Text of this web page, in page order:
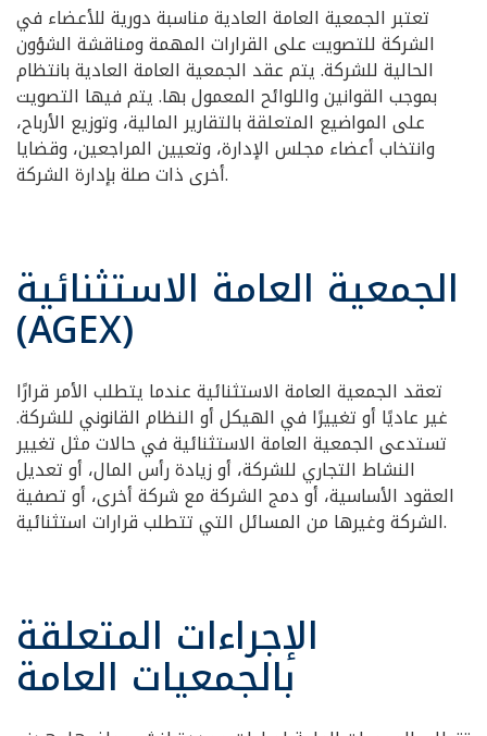
تعتبر الجمعية العامة العادية مناسبة دورية للأعضاء في
الشركة للتصويت على القرارات المهمة ومناقشة الشؤون
الحالية للشركة. يتم عقد الجمعية العامة العادية بانتظام
بموجب القوانين واللوائح المعمول بها. يتم فيها التصويت
على المواضيع المتعلقة بالتقارير المالية، وتوزيع الأرباح،
وانتخاب أعضاء مجلس الإدارة، وتعيين المراجعين، وقضايا
أخرى ذات صلة بإدارة الشركة.
الجمعية العامة الاستثنائية
(AGEX)
تعقد الجمعية العامة الاستثنائية عندما يتطلب الأمر قرارًا
غير عاديًا أو تغييرًا في الهيكل أو النظام القانوني للشركة.
تستدعى الجمعية العامة الاستثنائية في حالات مثل تغيير
النشاط التجاري للشركة، أو زيادة رأس المال، أو تعديل
العقود الأساسية، أو دمج الشركة مع شركة أخرى، أو تصفية
الشركة وغيرها من المسائل التي تتطلب قرارات استثنائية.
الإجراءات المتعلقة